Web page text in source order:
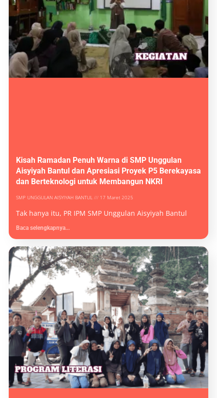
Kisah Ramadan Penuh Warna di SMP Unggulan
Aisyiyah Bantul dan Apresiasi Proyek P5 Berekayasa
dan Berteknologi untuk Membangun NKRI
SMP UNGGULAN AISYIYAH BANTUL 17 Maret 2025
Tak hanya itu, PR IPM SMP Unggulan Aisyiyah Bantul
Baca selengkapnya...